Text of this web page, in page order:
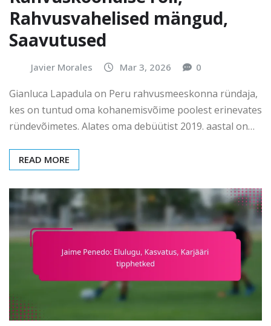
Rahvusvahelised mängud,
Saavutused
Javier Morales Mar 3, 2026 0
Gianluca Lapadula on Peru rahvusmeeskonna ründaja,
kes on tuntud oma kohanemisvõime poolest erinevates
ründevõimetes. Alates oma debüütist 2019. aastal on…
READ MORE